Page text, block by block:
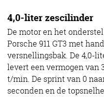
4,0-liter zescilinder
De motor en het
Porsche 911 GT3 met
versnellingsbak. De 4,0-
levert een vermogen van
t/min. De sprint van 0
seconden en de